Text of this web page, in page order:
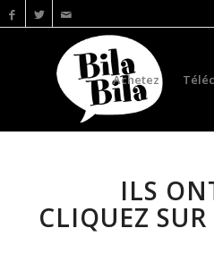
Achetez
ILS
CLIQUEZ